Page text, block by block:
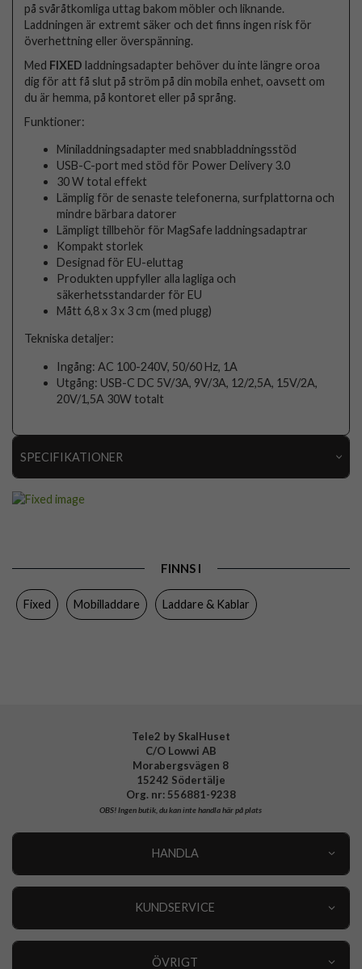
på svåråtkomliga uttag bakom möbler och liknande.
Laddningen är extremt säker och det finns ingen risk för
överhettning eller överspänning.
Med FIXED laddningsadapter behöver du inte längre oroa
dig för att få slut på ström på din mobila enhet, oavsett om
du är hemma, på kontoret eller på språng.
Funktioner:
Miniladdningsadapter med snabbladdningsstöd
USB-C-port med stöd för Power Delivery 3.0
30 W total effekt
Lämplig för de senaste telefonerna, surfplattorna och
mindre bärbara datorer
Lämpligt tillbehör för MagSafe laddningsadaptrar
Kompakt storlek
Designad för EU-eluttag
Produkten uppfyller alla lagliga och
säkerhetsstandarder för EU
Mått 6,8 x 3 x 3 cm (med plugg)
Tekniska detaljer:
Ingång: AC 100-240V, 50/60 Hz, 1A
Utgång: USB-C DC 5V/3A, 9V/3A, 12/2,5A, 15V/2A,
20V/1,5A 30W totalt
SPECIFIKATIONER
Material
FINNS I
Fixed Mobilladdare Laddare & Kablar
Tele2 by SkalHuset
C/O Lowwi AB
Morabergsvägen 8
15242 Södertälje
Org. nr: 556881-9238
OBS!Ingen butik, du kan inte handla här på plats
HANDLA
KUNDSERVICE
ÖVRIGT